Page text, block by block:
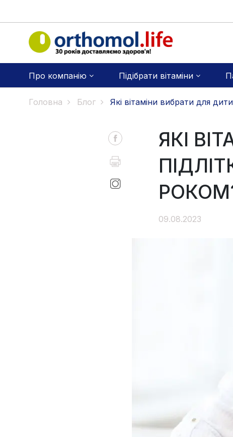
Про компанію Підібрати вітаміни
Головна Блог Які вітаміни вибрати для
ЯКІ
09.08.2023